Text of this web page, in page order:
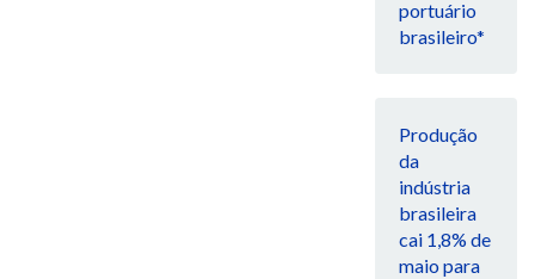
portuário
brasileiro*
Produção
da
indústria
brasileira
cai 1,8% de
maio para